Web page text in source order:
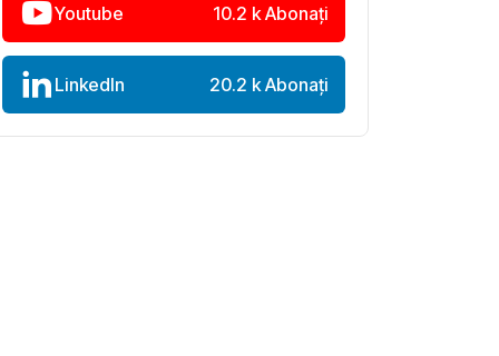
Youtube 10.2 k Abonați
LinkedIn 20.2 k Abonați